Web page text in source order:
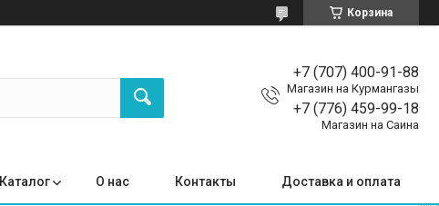
Корзина
+7 (707) 400-91-88
Магазин на Курмангазы
+7 (776) 459-99-18
Магазин на Саина
Каталог О нас Контакты Доставка и оплата